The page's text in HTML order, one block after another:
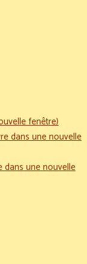
fenêtre)
dans une nouvelle
dans une nouvelle